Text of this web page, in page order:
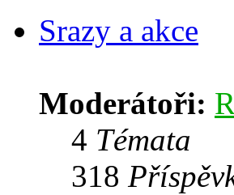
Srazy a akce
Moderátoři:
4 Témata
318